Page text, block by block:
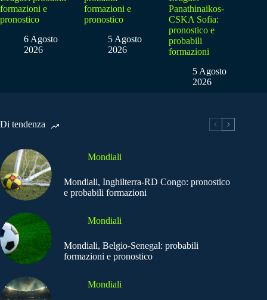
formazioni e
pronostico
6 Agosto
2026
formazioni e
pronostico
5 Agosto
2026
Panathinaikos-
CSKA Sofia:
pronostico e
probabili
formazioni
5 Agosto
2026
Di tendenza
Mondiali
Mondiali, Inghilterra-RD Congo: pronostico
e probabili formazioni
Mondiali
Mondiali, Belgio-Senegal: probabili
formazioni e pronostico
Mondiali